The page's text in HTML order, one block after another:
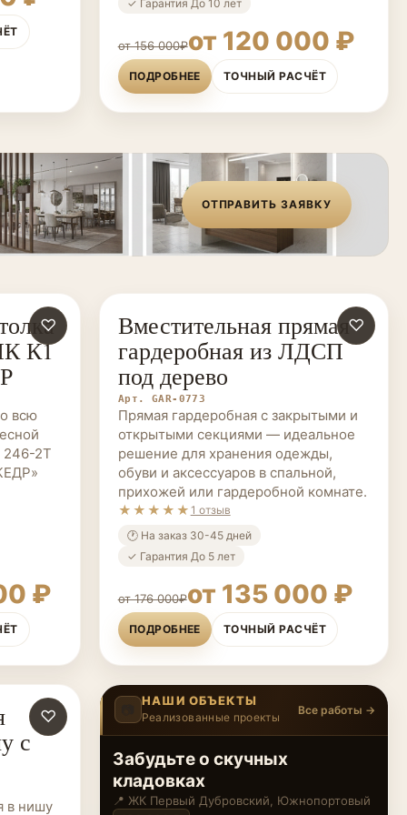
✓ Гарантия До 10 лет
от 156 000₽от 120 000 ₽
ПОДРОБНЕЕ ТОЧНЫЙ РАСЧЁТ
ОТПРАВИТЬ ЗАЯВКУ
♡
К1
всю
246-2Т
₽
ГАРДЕРОБНЫЕ НА ЗАКАЗ ♡
Вместительная прямая
гардеробная из ЛДСП
под дерево
Арт. GAR-0773
Прямая гардеробная с закрытыми и
открытыми секциями — идеальное
решение для хранения одежды,
обуви и аксессуаров в спальной,
прихожей или гардеробной комнате.
★★★★★ 1 отзыв
🕐 На заказ 30-45 дней
✓ Гарантия До 5 лет
от 176 000₽от 135 000 ₽
ПОДРОБНЕЕ ТОЧНЫЙ РАСЧЁТ
♡
с
в нишу
НАШИ ОБЪЕКТЫ
Реализованные проекты
Все работы →
‹ ›
5/12
Все наводят порядок, а у
меня снова нет ни времени,
ни сил
📍 ЖК Level Мичуринский, Очаково-